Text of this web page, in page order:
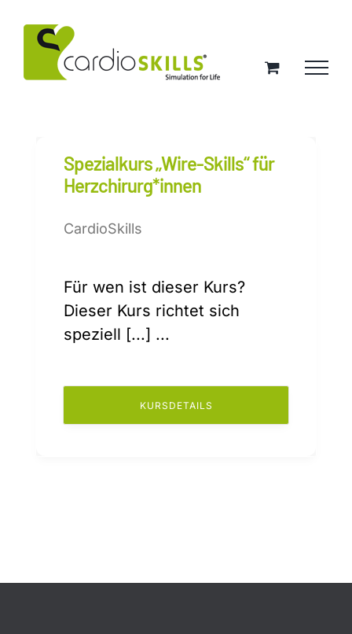
Inhalt
springen
Spezialkurs „Wire-Skills“ für
Herzchirurg*innen
CardioSkills
Für wen ist dieser Kurs?
Dieser Kurs richtet sich
speziell [...] ...
KURSDETAILS